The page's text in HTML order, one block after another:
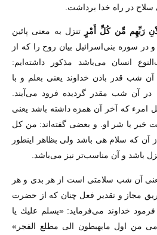
در راه خدا برداشت.
بِإِذْنِ رَ‌بِّهِم مِّن كُلِّ أَمْرٍ‌تنزل به معنی پائین
سوره بنی‌اسرائیل بیان روح را که از
انسان می‌باشد مذکور داشته‌ایم:
شب قدر باذن خداوند یعنی بعلم و با
در آن شب مقدر گردیده فرود می‌آیند.
امرء که آخر آن همزه داشته باشد یعنی
خیر یا شر او. و بعضی گفته‌اند: من کل
آن که سلام هی باشد ولی بظاهر اینطور
باشد و آن مناسب‌تر نیز می‌باشد.
آن شب سلامتی است از هر بدی و هر
مجاز و تقدیر فعل چنان که از حضرت
خداوند می‌فرماید: «يسلم عليك يا
من اول مايهبطون الی مطلع الفجر»